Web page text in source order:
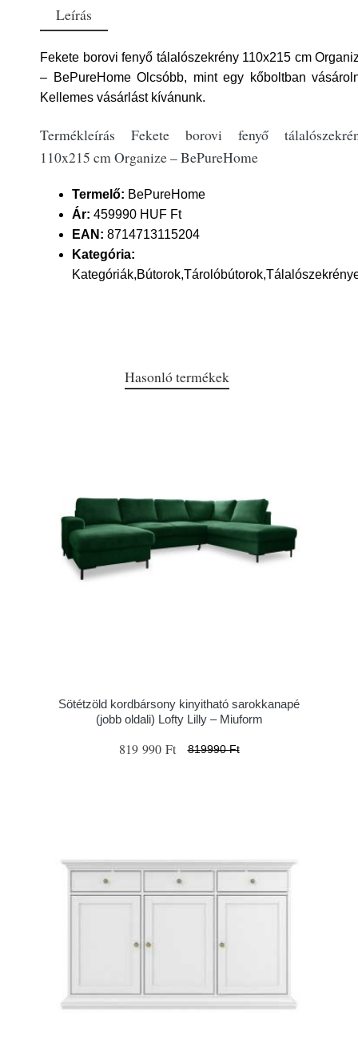
Leírás
Fekete borovi fenyő tálalószekrény 110x215 cm
– BePureHome Olcsóbb, mint egy kőboltban
Kellemes vásárlást kívánunk.
Termékleírás Fekete borovi fenyő
110x215 cm Organize – BePureHome
Termelő: BePureHome
Ár: 459990 HUF Ft
EAN: 8714713115204
Kategória:
Hasonló termékek
Sötétzöld kordbársony kinyitható sarokkanapé
(jobb oldali) Lofty Lilly – Miuform
819 990 Ft 819990 Ft